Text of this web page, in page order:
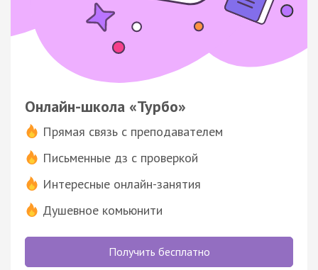
Онлайн-школа «Турбо»
Прямая связь с преподавателем
Письменные дз с проверкой
Интересные онлайн-занятия
Душевное комьюнити
Получить бесплатно